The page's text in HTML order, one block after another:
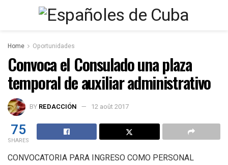
Home Oportunidades
Convoca el Consulado una plaza
temporal de auxiliar administrativo
BY REDACCIÓN 12 août 2017
75
SHARES
CONVOCATORIA PARA INGRESO COMO PERSONAL